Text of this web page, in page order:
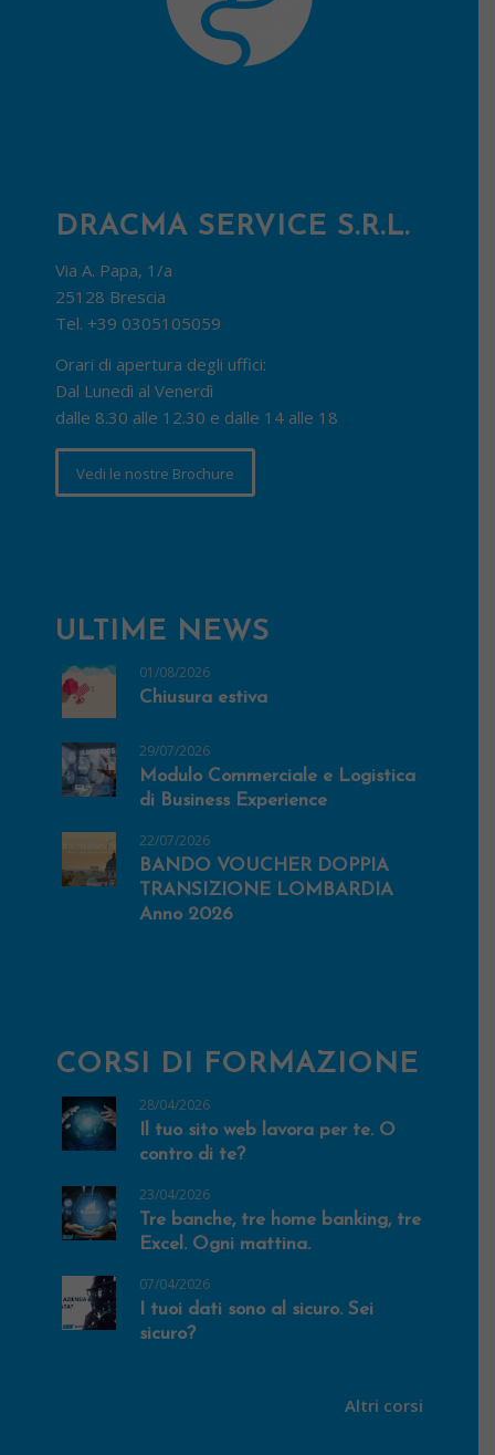
DRACMA SERVICE S.R.L.
Via A. Papa, 1/a
25128 Brescia
Tel. +39 0305105059
Orari di apertura degli uffici:
Dal Lunedì al Venerdì
dalle 8.30 alle 12.30 e dalle 14 alle 18
Vedi le nostre Brochure
ULTIME NEWS
01/08/2026
Chiusura estiva
29/07/2026
Modulo Commerciale e Logistica
di Business Experience
22/07/2026
BANDO VOUCHER DOPPIA
TRANSIZIONE LOMBARDIA
Anno 2026
CORSI DI FORMAZIONE
28/04/2026
Il tuo sito web lavora per te. O
contro di te?
23/04/2026
Tre banche, tre home banking, tre
Excel. Ogni mattina.
07/04/2026
I tuoi dati sono al sicuro. Sei
sicuro?
Altri corsi